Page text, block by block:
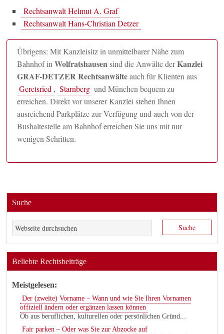
Rechtsanwalt Helmut A. Graf
Rechtsanwalt Hans-Christian Detzer
Übrigens: Mit Kanzleisitz in unmittelbarer Nähe zum
Bahnhof inWolfratshausensind die Anwälte derKanzlei
GRAF-DETZER Rechtsanwälteauch für Klienten aus
Geretsried , Starnberg und München bequem zu
erreichen. Direkt vor unserer Kanzlei stehen Ihnen
ausreichend Parkplätze zur Verfügung und auch von der
Bushaltestelle am Bahnhof erreichen Sie uns mit nur
wenigen Schritten.
Suche
Beliebte Rechtsbeiträge
Meistgelesen:
Der (zweite) Vorname – Wann und wie Sie Ihren Vornamen
offiziell ändern oder ergänzen lassen können
Ob aus beruflichen, kulturellen oder persönlichen Gründ...
Fair parken – Oder was Sie zur Abzocke auf